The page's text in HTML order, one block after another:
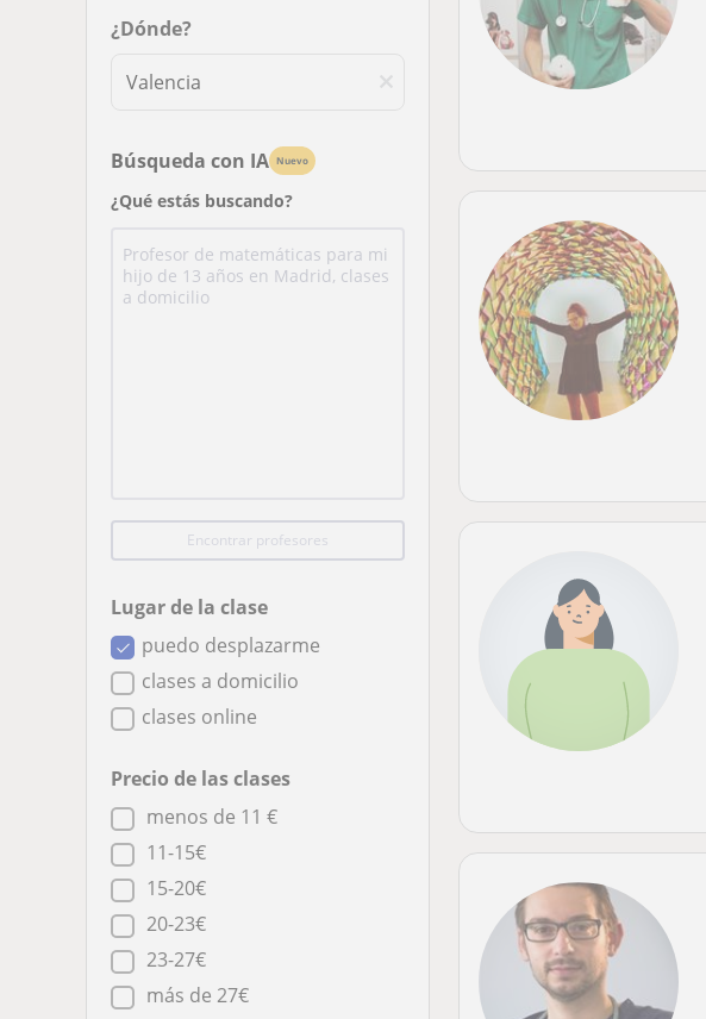
¿Dónde?
Búsqueda con IA Nuevo
¿Qué estás buscando?
Encontrar profesores
Lugar de la clase
puedo desplazarme
clases a domicilio
clases online
Precio de las clases
menos de 11 €
11-15€
15-20€
20-23€
23-27€
más de 27€